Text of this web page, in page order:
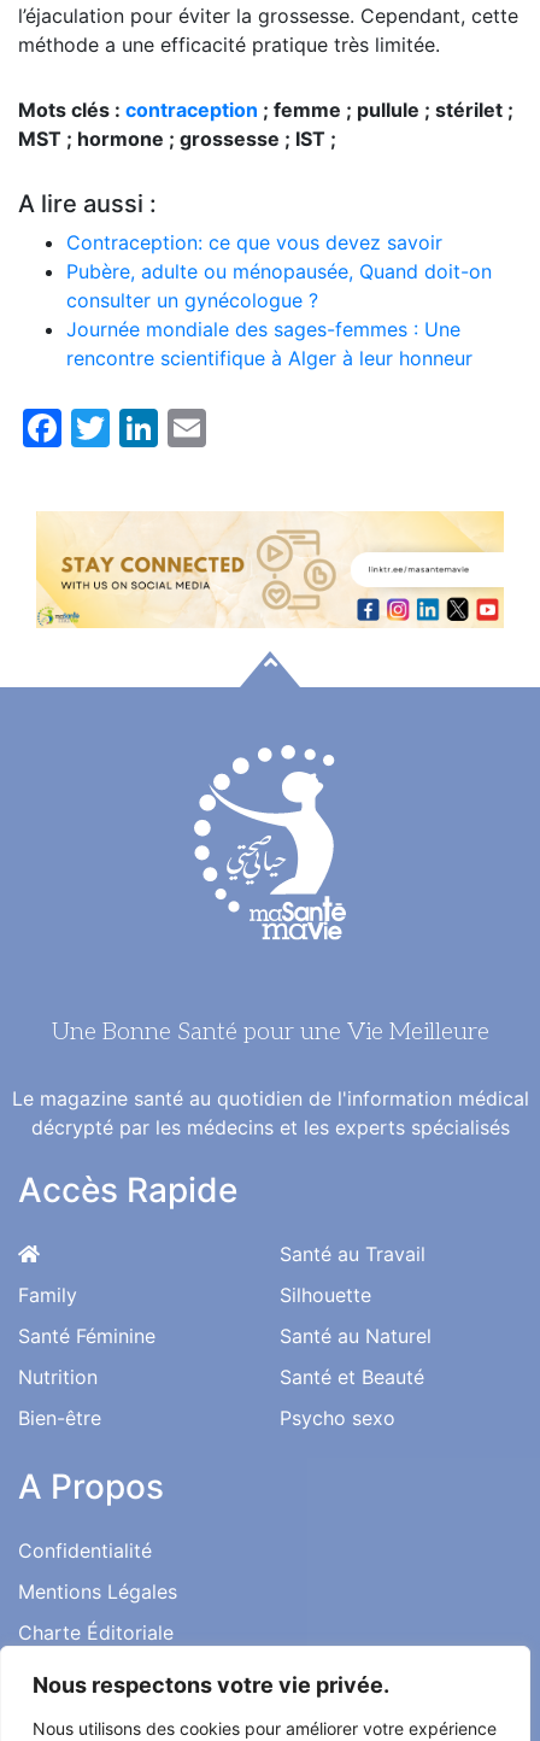
Nous respectons votre vie privée.
Nous utilisons des cookies pour améliorer votre expérience
l’éjaculation pour éviter la grossesse. Cependant, cette
méthode a une efficacité pratique très limitée.
Mots clés : contraception ; femme ; pullule ; stérilet ;
MST ; hormone ; grossesse ; IST ;
A lire aussi :
Contraception: ce que vous devez savoir
Pubère, adulte ou ménopausée, Quand doit-on
consulter un gynécologue ?
Journée mondiale des sages-femmes : Une
rencontre scientifique à Alger à leur honneur
Facebook
TwitterLinkedIn
Une Bonne Santé pour une Vie Meilleure
Le magazine santé au quotidien de l'information médical
décrypté par les médecins et les experts spécialisés
Accès Rapide
Family
Santé Féminine
Nutrition
Bien-être
Santé au Travail
Silhouette
Santé au Naturel
Santé et Beauté
Psycho sexo
A Propos
Confidentialité
Mentions Légales
Charte Éditoriale
Conditions d’utilisation